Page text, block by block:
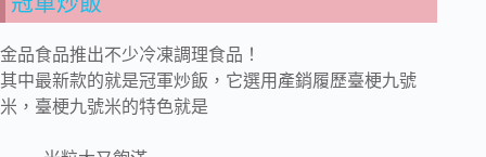
金品食品推出不少冷凍調理食品！
其中最新款的就是冠軍炒飯，它選用產銷履歷臺梗九號
米，臺梗九號米的特色就是